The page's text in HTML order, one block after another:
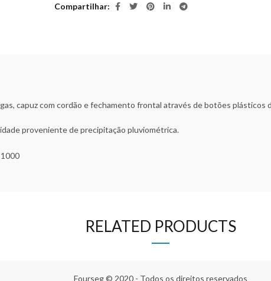
Compartilhar
capuz com cordão e fechamento frontal através de botões
proveniente de precipitação pluviométrica.
RELATED PRODUCTS
Fourseg © 2020 - Todos os direitos reservados